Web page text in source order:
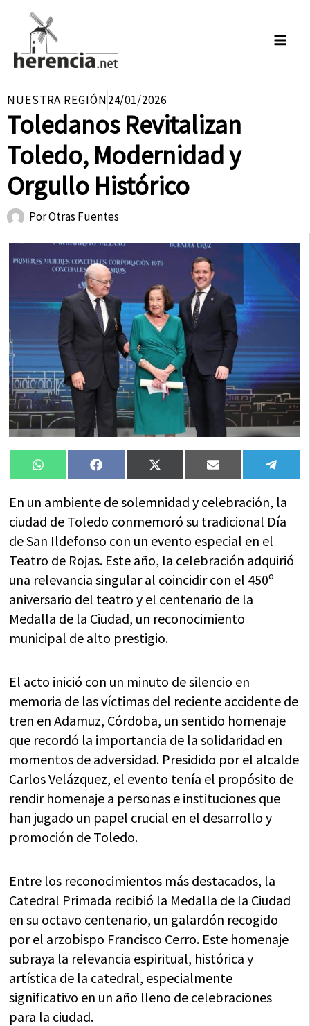
contenido
NUESTRA REGIÓN24/01/2026
Toledanos Revitalizan
Toledo, Modernidad y
Orgullo Histórico
PorOtras Fuentes
Compartir
en
WhatsAppCompartir
en
FacebookCompartir
en
X
(Twitter)
Compartir
en
Email
en
En un ambiente de solemnidad y celebración, la
ciudad de Toledo conmemoró su tradicional Día
de San Ildefonso con un evento especial en el
Teatro de Rojas. Este año, la celebración adquirió
una relevancia singular al coincidir con el 450º
aniversario del teatro y el centenario de la
Medalla de la Ciudad, un reconocimiento
municipal de alto prestigio.
El acto inició con un minuto de silencio en
memoria de las víctimas del reciente accidente de
tren en Adamuz, Córdoba, un sentido homenaje
que recordó la importancia de la solidaridad en
momentos de adversidad. Presidido por el alcalde
Carlos Velázquez, el evento tenía el propósito de
rendir homenaje a personas e instituciones que
han jugado un papel crucial en el desarrollo y
promoción de Toledo.
Entre los reconocimientos más destacados, la
Catedral Primada recibió la Medalla de la Ciudad
en su octavo centenario, un galardón recogido
por el arzobispo Francisco Cerro. Este homenaje
subraya la relevancia espiritual, histórica y
artística de la catedral, especialmente
significativo en un año lleno de celebraciones
para la ciudad.